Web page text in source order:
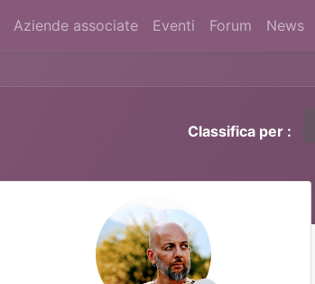
Aziende associate Eventi Forum News
Classifica per :